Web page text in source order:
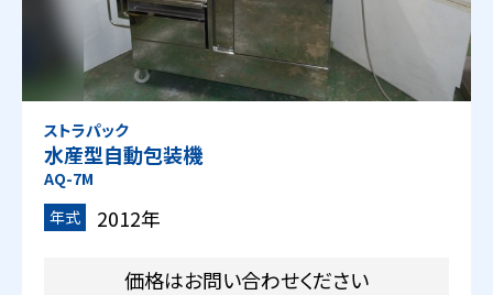
ストラパック
水産型自動包装機
AQ-7M
年式
2012年
価格はお問い合わせください